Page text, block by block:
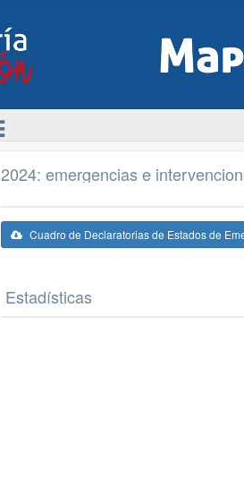
2024: emergencias e
Cuadro de Declaratorias de Estados de
Estadísticas